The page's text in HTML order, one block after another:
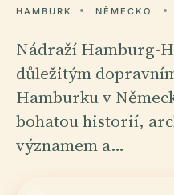
HAMBURK NĚMECKO
Nádraží Hamburg-
důležitým
Hamburku v
bohatou historií,
významem a…